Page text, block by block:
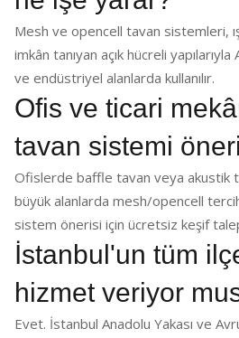
Mesh ve opencell tavan sistemleri,
imkân tanıyan açık hücreli
ve endüstriyel alanlarda kullanılır.
Ofis ve ticari
tavan sistemi
Ofislerde baffle tavan veya akustik
büyük alanlarda mesh/opencell
sistem önerisi için ücretsiz keşif
İstanbul'un tüm
hizmet veriyor
Evet. İstanbul Anadolu Yakası ve